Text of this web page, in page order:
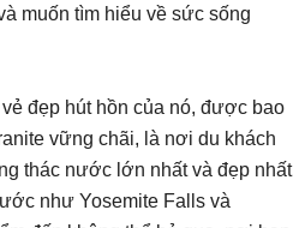
muốn tìm hiểu về sức sống
đẹp hút hồn của nó, được bao
vững chãi, là nơi du khách
thác nước lớn nhất và đẹp nhất
như Yosemite Falls và